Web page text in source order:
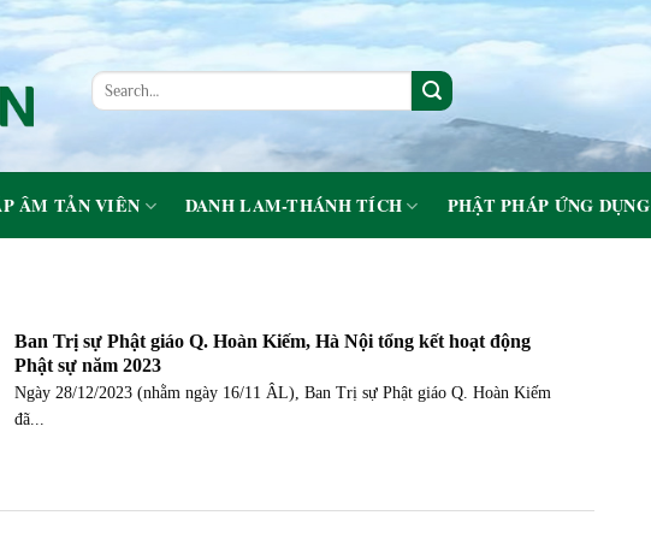
ÂM TẢN VIÊN DANH LAM-THÁNH TÍCH PHẬT PHÁP ỨNG DỤNG
Ban Trị sự Phật giáo Q. Hoàn Kiếm, Hà Nội tổng kết hoạt động
Phật sự năm 2023
Ngày 28/12/2023 (nhằm ngày 16/11 ÂL), Ban Trị sự Phật giáo Q. Hoàn Kiếm
đã...